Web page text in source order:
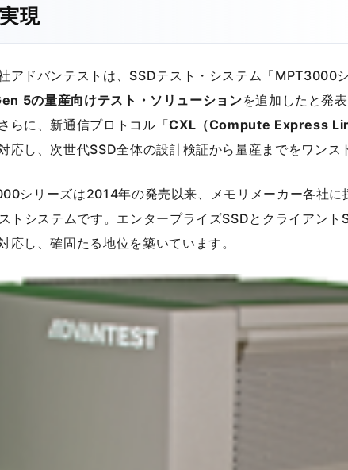
現
アドバンテストは、SSDテスト・システム「MPT3000シ
5の量産向けテスト・ソリューションを追加したと発
らに、新通信プロトコル「CXL（Compute Express
応し、次世代SSD全体の設計検証から量産までをワンス
シリーズは2014年の発売以来、メモリメーカー各社に
トシステムです。エンタープライズSSDとクライアント
応し、確固たる地位を築いています。